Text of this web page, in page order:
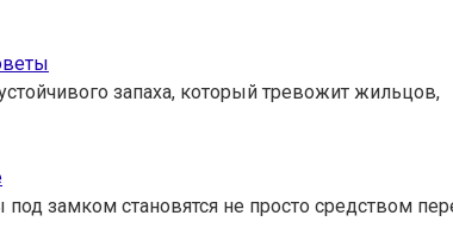
запаха, который тревожит жильцов,
замком становятся не просто средством